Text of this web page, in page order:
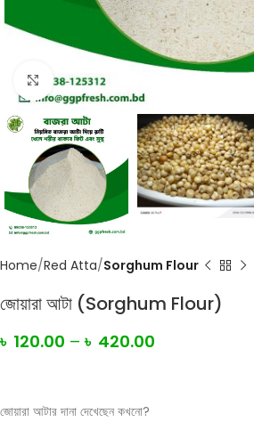
Click to enlarge
Home Red Atta Sorghum Flour
জোয়ারা আটা (Sorghum Flour)
৳ 120.00 – ৳ 420.00
জোয়ারা আটার দানা দেখেছেন কখনো?